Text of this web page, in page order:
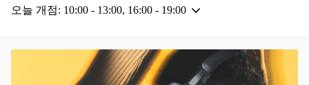
오늘 개점: 10:00 - 13:00, 16:00 - 19:00